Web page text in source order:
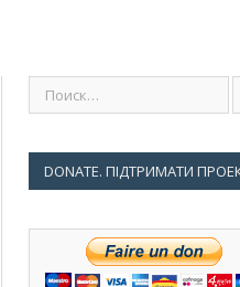
DONATE. ПІДТРИМАТИ